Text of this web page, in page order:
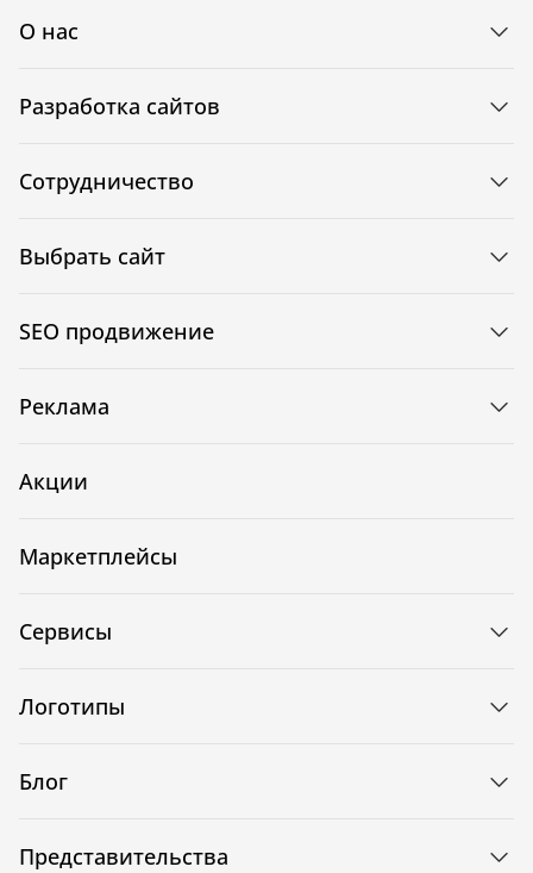
О нас
Разработка сайтов
Сотрудничество
Выбрать сайт
SEO продвижение
Реклама
Акции
Маркетплейсы
Сервисы
Логотипы
Блог
Представительства